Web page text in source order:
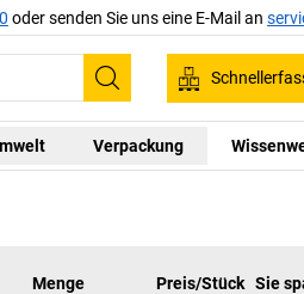
oder senden Sie uns eine E-Mail an
Suchen
Verpackung
Menge Preis/Stück Sie